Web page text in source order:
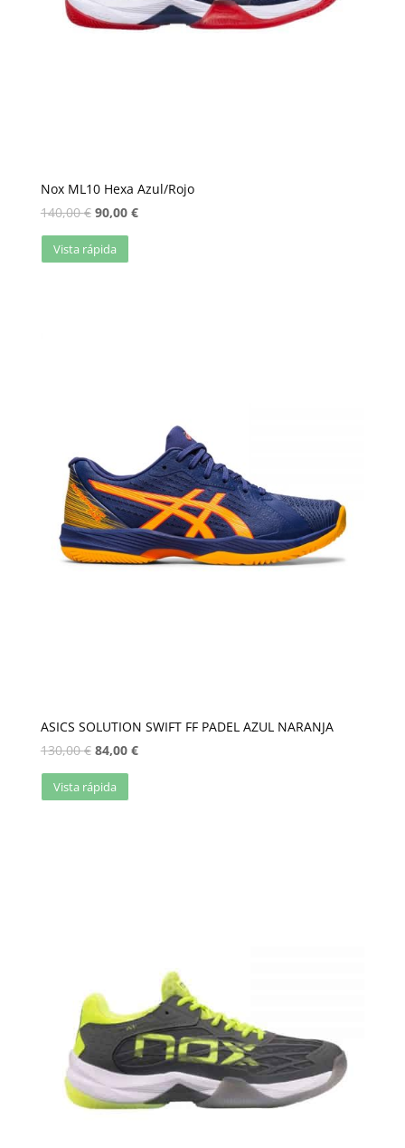
Nox ML10 Hexa Azul/Rojo
140,00€ 90,00 €
Vista rápida
ASICS SOLUTION SWIFT FF PADEL AZUL NARANJA
130,00€ 84,00 €
Vista rápida